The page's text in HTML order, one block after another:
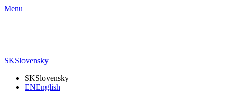
Menu
SKSlovensky
SKSlovensky
ENEnglish